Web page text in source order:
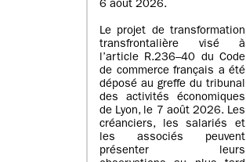
6 août 2026.
Le projet de transformation
transfrontalière visé à
l’article R.236–40 du Code
de commerce français a été
déposé au greffe du tribunal
des activités économiques
de Lyon, le 7 août 2026. Les
créanciers, les salariés et
les associés peuvent
présenter leurs